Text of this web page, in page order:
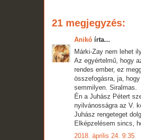
21 megjegyzés:
Anikó írta...
Márki-Zay nem lehet
Az egyértelmű, hogy
rendes ember, ez
összefogásra, ja,
semmilyen. Siralmas.
Én a Juhász Pétert
nyilvánosságra az V.
Juhász rengeteget
Elképzelésem sincs,
2018. április 24. 9:35